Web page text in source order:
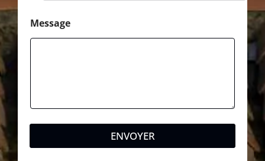
Message
ENVOYER